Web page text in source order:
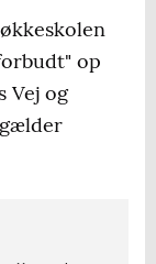
op
Vej og